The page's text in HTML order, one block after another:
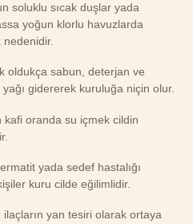
soluklu sıcak duşlar yada
yoğun klorlu havuzlarda
oldukça sabun, deterjan ve
gidererek kuruluğa niçin olur.
kafi oranda su içmek cildin
yada sedef hastalığı
kuru cilde eğilimlidir.
ilaçların yan tesiri olarak ortaya